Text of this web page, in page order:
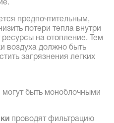
предпочтительным,
потери тепла внутри
на отопление. Тем
воздуха должно быть
загрязнения легких
могут быть моноблочными
проводят фильтрацию